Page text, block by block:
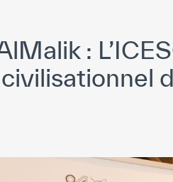
:
civilisationnel